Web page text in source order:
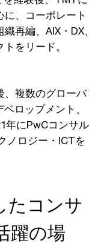
、コーポレート
再編、AIX・DX、
をリード。
、複数のグローバ
ロップメント、
年にPwCコンサル
ノロジー・ICTを
たコンサ
躍の場